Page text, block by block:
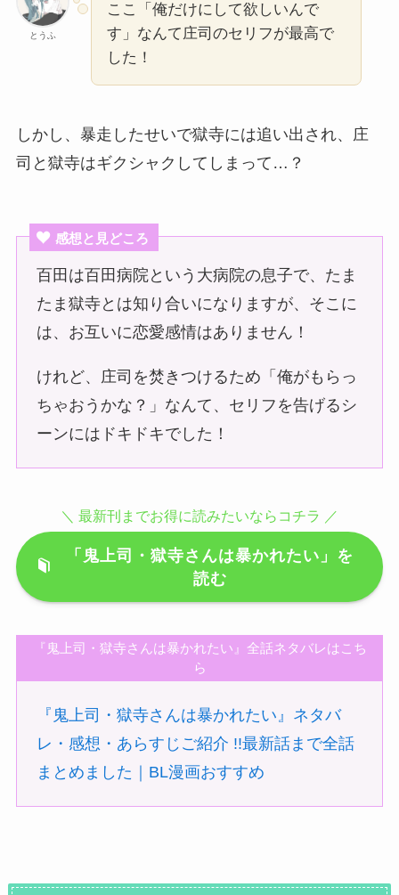
とうふ
ここ「俺だけにして欲しいんで
す」なんて庄司のセリフが最高で
した！
しかし、暴走したせいで獄寺には追い出され、庄
司と獄寺はギクシャクしてしまって…？
感想と見どころ
百田は百田病院という大病院の息子で、たま
たま獄寺とは知り合いになりますが、そこに
は、お互いに恋愛感情はありません！
けれど、庄司を焚きつけるため「俺がもらっ
ちゃおうかな？」なんて、セリフを告げるシ
ーンにはドキドキでした！
＼ 最新刊までお得に読みたいならコチラ ／
「鬼上司・獄寺さんは暴かれたい」を
読む
『鬼上司・獄寺さんは暴かれたい』全話ネタバレはこち
ら
『鬼上司・獄寺さんは暴かれたい』ネタバ
レ・感想・あらすじご紹介 !!最新話まで全話
まとめました｜BL漫画おすすめ